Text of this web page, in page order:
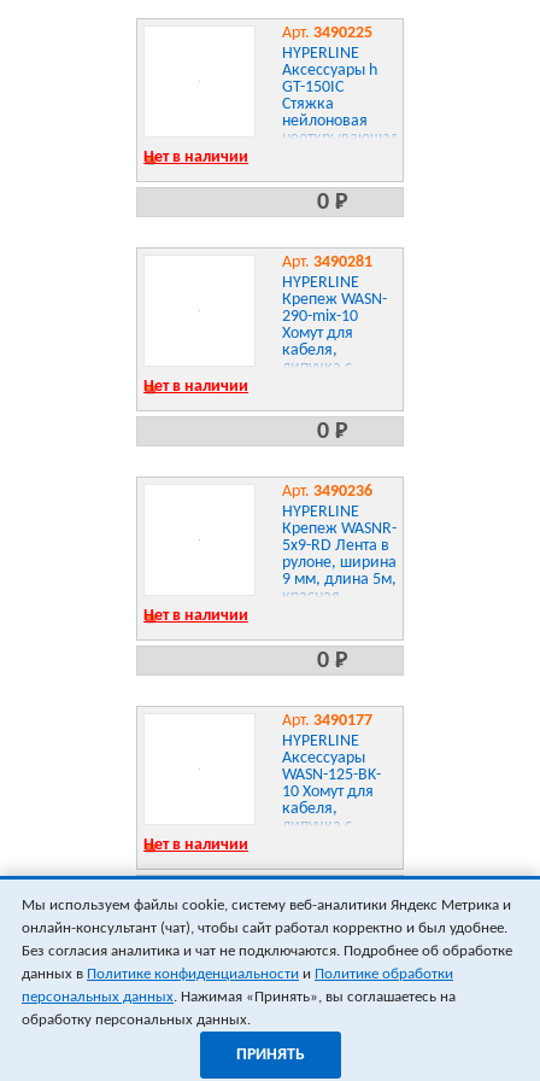
Арт. 3490225
HYPERLINE
Аксессуары h
GT-150IC
Стяжка
нейлоновая
неоткрывающаяся,
Нет в наличии
0 Р
Арт. 3490281
HYPERLINE
Крепеж WASN-
290-mix-10
Хомут для
кабеля,
липучка с
290x20мм, цвет
в ассортименте
Нет в наличии
0 Р
Арт. 3490236
HYPERLINE
Крепеж WASNR-
5x9-RD Лента в
рулоне, ширина
9 мм, длина 5м,
красная
Нет в наличии
0 Р
Арт. 3490177
HYPERLINE
Аксессуары
WASN-125-BK-
10 Хомут для
кабеля,
липучка с
125x15мм,
Нет в наличии
ПОКАЗАТЬ ЕЩЁ 18ВСЕГО 5
Мы используем файлы cookie, систему веб-аналитики Яндекс Метрика и
онлайн-консультант (чат), чтобы сайт работал корректно и был удобнее.
Без согласия аналитика и чат не подключаются. Подробнее об обработке
данных в Политике конфиденциальности и Политике обработки
персональных данных. Нажимая «Принять», вы соглашаетесь на
обработку персональных данных.
ПРИНЯТЬ